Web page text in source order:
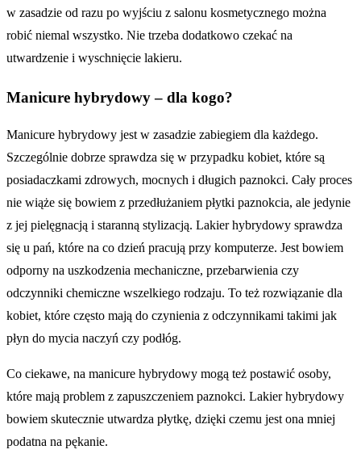
w zasadzie od razu po wyjściu z salonu kosmetycznego można
robić niemal wszystko. Nie trzeba dodatkowo czekać na
utwardzenie i wyschnięcie lakieru.
Manicure hybrydowy – dla kogo?
Manicure hybrydowy jest w zasadzie zabiegiem dla każdego.
Szczególnie dobrze sprawdza się w przypadku kobiet, które są
posiadaczkami zdrowych, mocnych i długich paznokci. Cały proces
nie wiąże się bowiem z przedłużaniem płytki paznokcia, ale jedynie
z jej pielęgnacją i staranną stylizacją. Lakier hybrydowy sprawdza
się u pań, które na co dzień pracują przy komputerze. Jest bowiem
odporny na uszkodzenia mechaniczne, przebarwienia czy
odczynniki chemiczne wszelkiego rodzaju. To też rozwiązanie dla
kobiet, które często mają do czynienia z odczynnikami takimi jak
płyn do mycia naczyń czy podłóg.
Co ciekawe, na manicure hybrydowy mogą też postawić osoby,
które mają problem z zapuszczeniem paznokci. Lakier hybrydowy
bowiem skutecznie utwardza płytkę, dzięki czemu jest ona mniej
podatna na pękanie.